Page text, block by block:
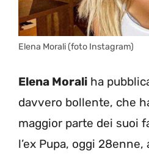
Elena Morali (foto Instagram)
Elena Morali ha
davvero bollente, che
maggior parte dei suoi
l’ex Pupa, oggi